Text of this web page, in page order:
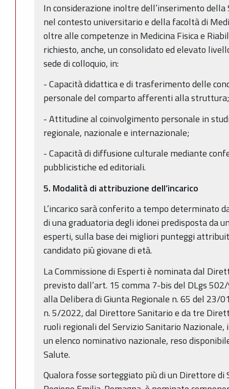
In considerazione inoltre dell’inserimento
nel contesto universitario e della facoltà di
oltre alle competenze in Medicina Fisica e
richiesto, anche, un consolidato ed elevato
sede di colloquio, in:
- Capacità didattica e di trasferimento delle
personale del comparto afferenti alla struttura;
- Attitudine al coinvolgimento personale in
regionale, nazionale e internazionale;
- Capacità di diffusione culturale mediante
pubblicistiche ed editoriali.
5. Modalità di attribuzione dell’incarico
L’incarico sarà conferito a tempo determinato
di una graduatoria degli idonei predisposta da
esperti, sulla base dei migliori punteggi
candidato più giovane di età.
La Commissione di Esperti è nominata dal
previsto dall’art. 15 comma 7-bis del DLgs
alla Delibera di Giunta Regionale n. 65 del 23/
n. 5/2022, dal Direttore Sanitario e da tre
ruoli regionali del Servizio Sanitario
un elenco nominativo nazionale, reso
Salute.
Qualora fosse sorteggiato più di un Direttore